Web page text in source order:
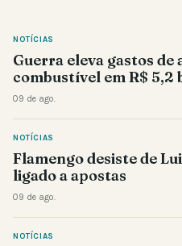
NOTÍCIAS
Guerra eleva gastos de
combustível em R$ 5,2
09 de ago.
NOTÍCIAS
Flamengo desiste de
ligado a apostas
09 de ago.
NOTÍCIAS